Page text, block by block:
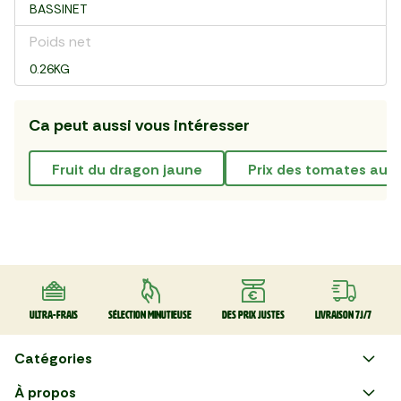
BASSINET
Poids net
0.26KG
Ca peut aussi vous intéresser
fruit du dragon jaune prix des tomates au
Ultra-frais Sélection minutieuse Des prix justes Livraison 7J/7
Catégories
Faire ses courses en ligne
À propos